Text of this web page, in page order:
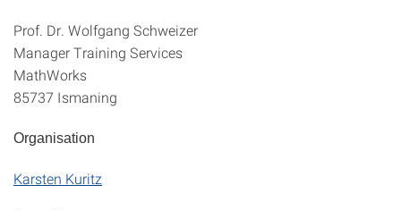
Prof. Dr. Wolfgang Schweizer
Manager Training Services
MathWorks
85737 Ismaning
Organisation
Karsten Kuritz